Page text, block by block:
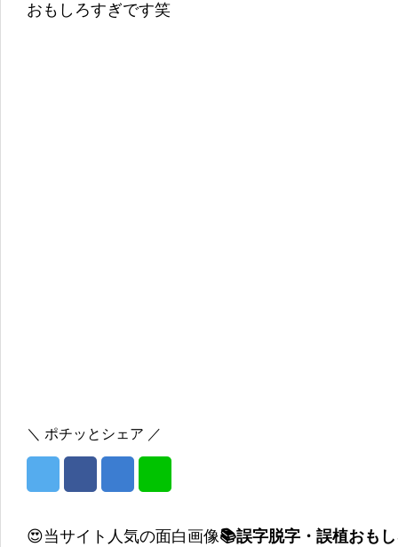
おもしろすぎです笑
＼ ポチッとシェア ／
😍当サイト人気の面白画像📚誤字脱字・誤植おも